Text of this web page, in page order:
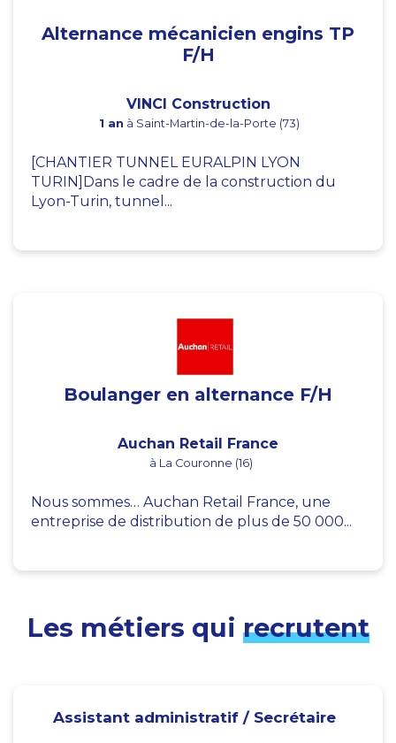
Alternance mécanicien engins TP
F/H
VINCI Construction
1 an à Saint-Martin-de-la-Porte (73)
[CHANTIER TUNNEL EURALPIN LYON
TURIN]Dans le cadre de la construction du
Lyon-Turin, tunnel...
Boulanger en alternance F/H
Auchan Retail France
à La Couronne (16)
Nous sommes… Auchan Retail France, une
entreprise de distribution de plus de 50 000...
Les métiers qui recrutent
Assistant administratif / Secrétaire